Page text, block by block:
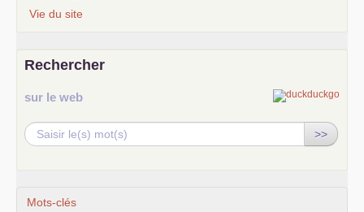
Vie du site
Rechercher
sur le web
>>
Mots-clés